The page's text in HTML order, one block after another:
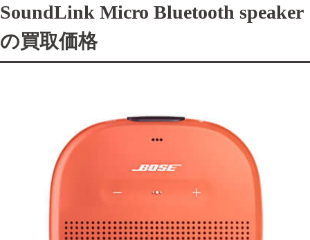
SoundLink Micro Bluetooth speaker
の買取価格